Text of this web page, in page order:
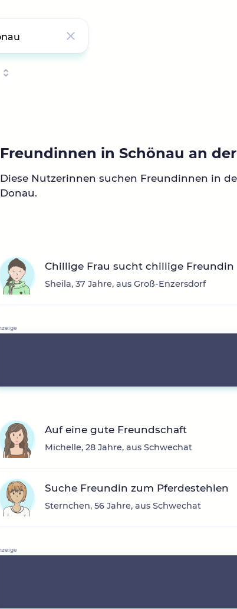
Freundinnen in Schönau an
Diese Nutzerinnen suchen Freundinnen in
Donau.
Chillige Frau sucht chillige Freundin
Sheila, 37 Jahre, aus Groß-Enzersdorf
Auf eine gute Freundschaft
Michelle, 28 Jahre, aus Schwechat
Suche Freundin zum Pferdestehlen
Sternchen, 56 Jahre, aus Schwechat